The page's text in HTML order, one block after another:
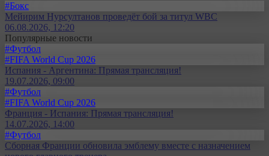
#Бокс
Мейирим Нурсултанов проведёт бой за титул WBC
06.08.2026, 12:20
Популярные новости
#Футбол
#FIFA World Cup 2026
Испания - Аргентина: Прямая трансляция!
19.07.2026, 09:00
#Футбол
#FIFA World Cup 2026
Франция - Испания: Прямая трансляция!
14.07.2026, 14:00
#Футбол
Сборная Франции обновила эмблему вместе с назначением